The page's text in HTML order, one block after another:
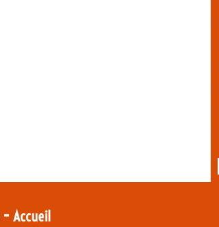
-Accueil